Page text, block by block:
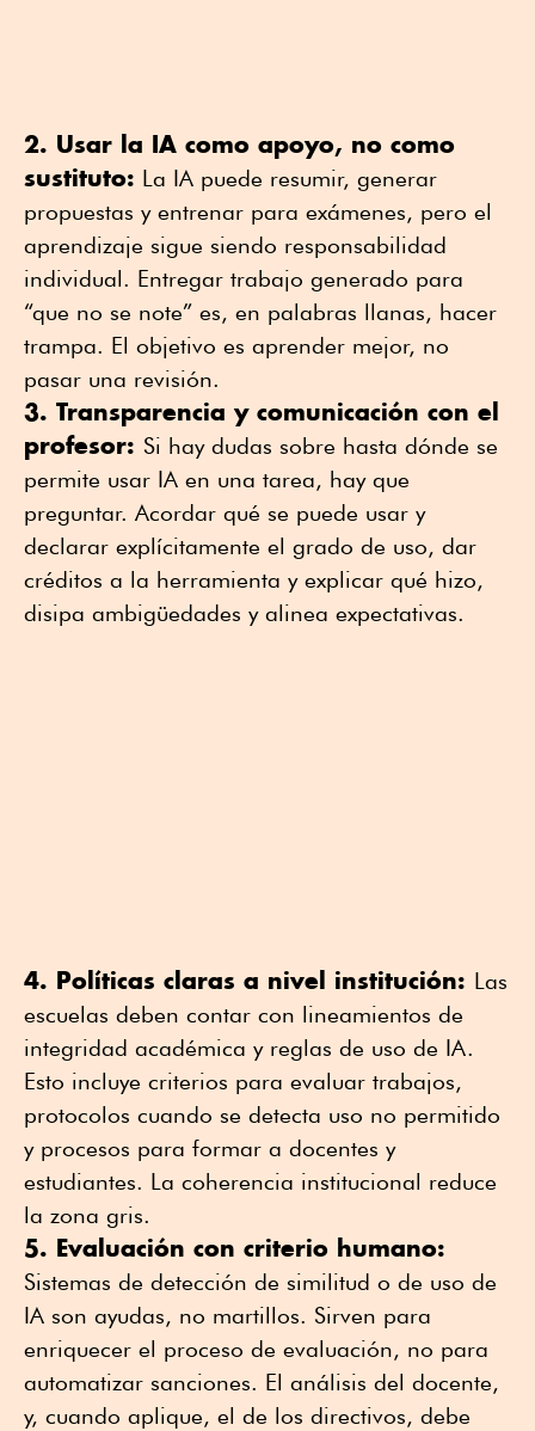
2. Usar la IA como apoyo, no como
sustituto: La IA puede resumir, generar
propuestas y entrenar para exámenes, pero el
aprendizaje sigue siendo responsabilidad
individual. Entregar trabajo generado para
“que no se note” es, en palabras llanas, hacer
trampa. El objetivo es aprender mejor, no
pasar una revisión.
3. Transparencia y comunicación con el
profesor: Si hay dudas sobre hasta dónde se
permite usar IA en una tarea, hay que
preguntar. Acordar qué se puede usar y
declarar explícitamente el grado de uso, dar
créditos a la herramienta y explicar qué hizo,
disipa ambigüedades y alinea expectativas.
4. Políticas claras a nivel institución: Las
escuelas deben contar con lineamientos de
integridad académica y reglas de uso de IA.
Esto incluye criterios para evaluar trabajos,
protocolos cuando se detecta uso no permitido
y procesos para formar a docentes y
estudiantes. La coherencia institucional reduce
la zona gris.
5. Evaluación con criterio humano:
Sistemas de detección de similitud o de uso de
IA son ayudas, no martillos. Sirven para
enriquecer el proceso de evaluación, no para
automatizar sanciones. El análisis del docente,
y, cuando aplique, el de los directivos, debe